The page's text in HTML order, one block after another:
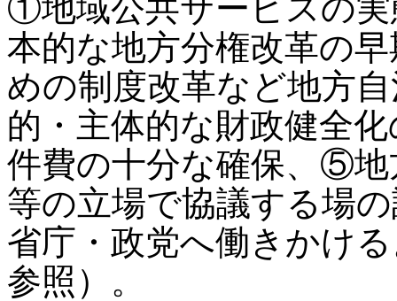
①地域公共サービスの
本的な地方分権改革の
めの制度改革など地方
的・主体的な財政健全
件費の十分な確保、⑤
等の立場で協議する場
省庁・政党へ働きかけ
参照）。